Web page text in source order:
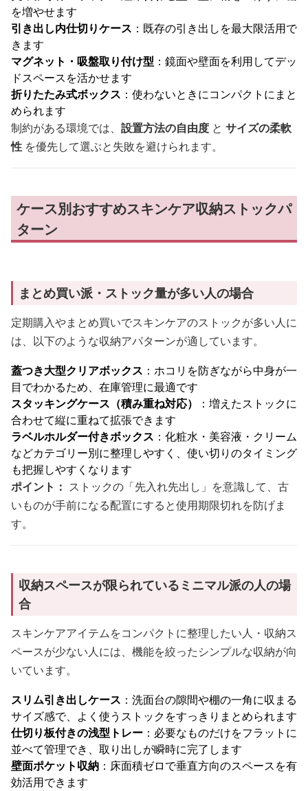
を増やせます
引き出し内仕切りケース ：既存の引き出しを最大限活用で
きます
マグネット・吸盤取り付け型 ：鏡面や壁面を利用してデッ
ドスペースを活かせます
折りたたみ式ボックス ：使わないときにコンパクトにまと
められます
制約がある環境では、 設置方法の自由度 と サイズの柔軟
性 を優先して選ぶと失敗を避けられます。
ケース別おすすめスキンケア収納ストックパ
ターン
まとめ買い派・ストック量が多い人の場合
定期購入やまとめ買いでスキンケアのストックが多い人に
は、以下のような収納アパターンが適しています。
蓋つき大型クリアボックス ：ホコリを防ぎながら中身が一
目でわかるため、在庫管理に最適です
スタッキングケース（積み重ね対応）
：増えたストックに
合わせて縦に重ねて拡張できます
ラベルホルダー付きボックス ：化粧水・美容液・クリーム
などカテゴリー別に整理しやすく、使い切りのタイミング
も把握しやすくなります
ポイント： ストックの「先入れ先出し」を意識して、古
いものが手前になる配置にすると使用期限切れを防げま
す。
収納スペースが限られているミニマル派の人の場
合
スキンケアアイテムをコンパクトに整理したい人・収納ス
ペースが少ない人には、機能を絞ったシンプルな収納が向
いています。
スリム引き出しケース ：洗面台の隙間や棚の一角に収まる
サイズ感で、よく使うストックをすっきりまとめられます
仕切り板付きの浅型トレー ：必要なものだけをフラットに
並べて管理でき、取り出しが瞬時に完了します
壁面ポケット収納 ：床面積ゼロで垂直方向のスペースを有
効活用できます